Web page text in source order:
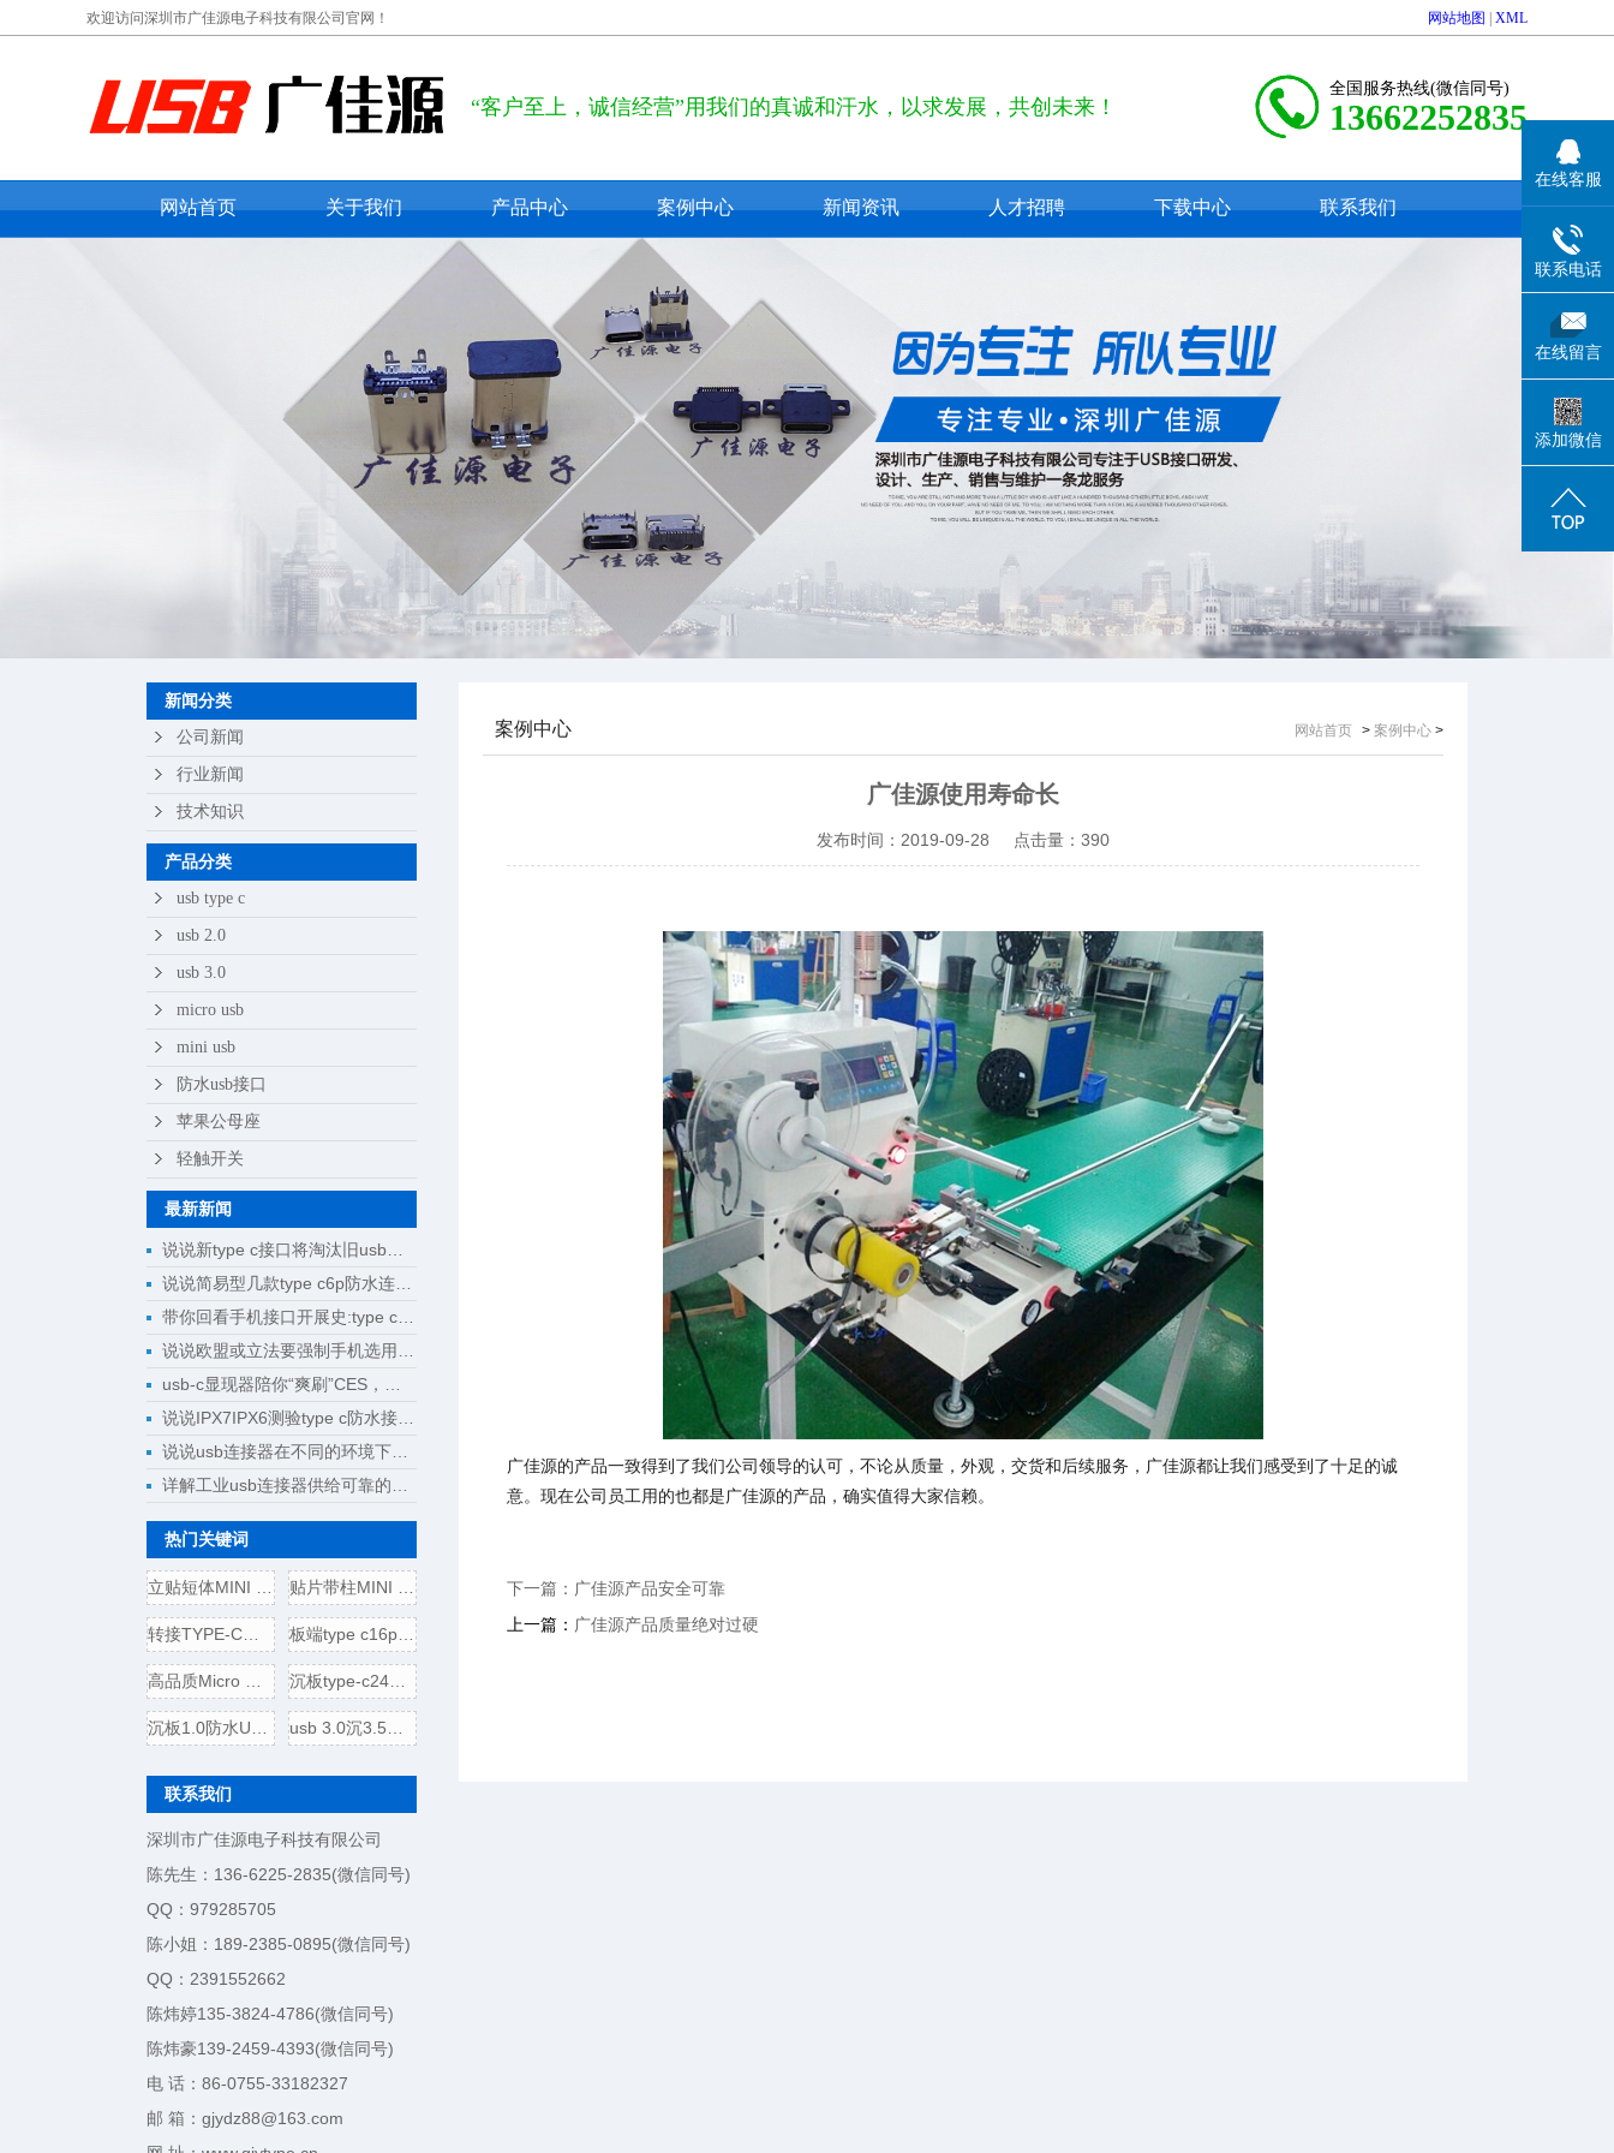
欢迎访问深圳市广佳源电子科技有限公司官网！ 网站地图 XML
“客户至上，诚信经营”用我们的真诚和汗水，以求发展，共创未来！
全国服务热线(微信同号)
13662252835
网站首页 关于我们
联系我们
在线留言
产品中心
usb 2.0
usb 3.0
micro usb
mini usb
防水usb接口
苹果公母座
轻触开关
案例中心 新闻资讯
技术知识
人才招聘 下载中心 联系我们
在线客服
联系电话
在线留言
添加微信
新闻分类
公司新闻
行业新闻
技术知识
产品分类
usb type c
usb 2.0
usb 3.0
micro usb
mini usb
防水usb接口
苹果公母座
轻触开关
最新新闻
热门关键词
联系我们
深圳市广佳源电子科技有限公司
陈先生：136-6225-2835(微信同号)
QQ：979285705
陈小姐：189-2385-0895(微信同号)
QQ：2391552662
陈炜婷135-3824-4786(微信同号)
陈炜豪139-2459-4393(微信同号)
电 话：86-0755-33182327
邮 箱：gjydz88@163.com
案例中心 网站首页 > 案例中心 >
广佳源使用寿命长
发布时间： 2019-09-28 点击量： 390
广佳源的产品一致得到了我们公司领导的认可，不论从质量，外观，交货和后续服务，广佳源都让我们感受到了十足的诚
意。现在公司员工用的也都是广佳源的产品，确实值得大家信赖。
下一篇： 广佳源产品安全可靠
上一篇： 广佳源产品质量绝对过硬